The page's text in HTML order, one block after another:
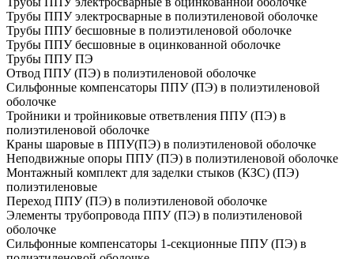
Трубы ППУ электросварные в полиэтиленовой оболочке
Трубы ППУ бесшовные в полиэтиленовой оболочке
Трубы ППУ бесшовные в оцинкованной оболочке
Трубы ППУ ПЭ
Отвод ППУ (ПЭ) в полиэтиленовой оболочке
Сильфонные компенсаторы ППУ (ПЭ) в полиэтиленовой
оболочке
Тройники и тройниковые ответвления ППУ (ПЭ) в
полиэтиленовой оболочке
Краны шаровые в ППУ(ПЭ) в полиэтиленовой оболочке
Неподвижные опоры ППУ (ПЭ) в полиэтиленовой оболочке
Монтажный комплект для заделки стыков (КЗС) (ПЭ)
полиэтиленовые
Переход ППУ (ПЭ) в полиэтиленовой оболочке
Элементы трубопровода ППУ (ПЭ) в полиэтиленовой
оболочке
Сильфонные компенсаторы 1-секционные ППУ (ПЭ) в